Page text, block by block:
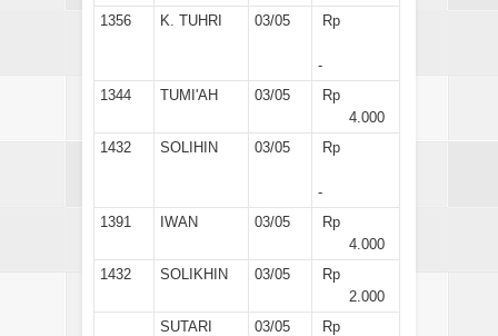
1356
K. TUHRI 03/05 Rp
-
1344
TUMI'AH 03/05
Rp
4.000
1432
SOLIHIN 03/05 Rp
-
1391
IWAN 03/05
Rp
4.000
1432
SOLIKHIN 03/05
Rp
2.000
SUTARI
03/05
Rp